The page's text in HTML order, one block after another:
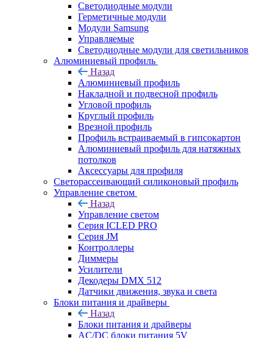
Светодиодные модули
Герметичные модули
Модули Samsung
Управляемые
Светодиодные модули для светильников
Алюминиевый профиль
Назад
Алюминиевый профиль
Накладной и подвесной профиль
Угловой профиль
Круглый профиль
Врезной профиль
Профиль встраиваемый в гипсокартон
Алюминиевый профиль для натяжных
потолков
Аксессуары для профиля
Светорассеивающий силиконовый профиль
Управление светом
Назад
Управление светом
Серия ICLED PRO
Серия JM
Контроллеры
Диммеры
Усилители
Декодеры DMX 512
Датчики движения, звука и света
Блоки питания и драйверы
Назад
Блоки питания и драйверы
AC/DC блоки питания 5V